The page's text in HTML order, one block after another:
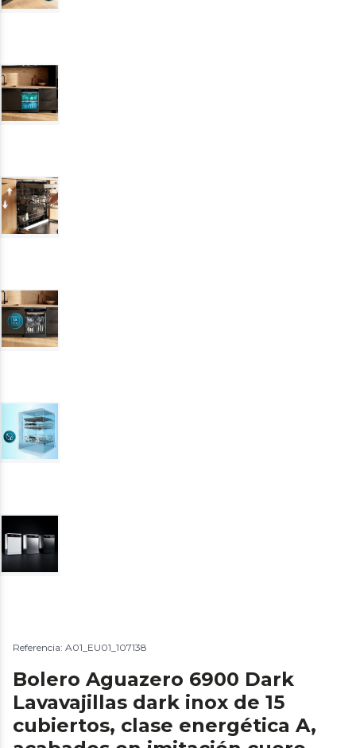
Referencia: A01_EU01_107138
Bolero Aguazero 6900 Dark
Lavavajillas dark inox de 15
cubiertos, clase energética A,